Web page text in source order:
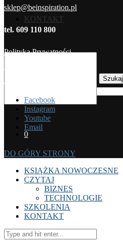
KONTAKT
Szukaj
0
sklep@beinspiration.pl
tel. 609 110 800
Polityka Prywatności
Regulamin sprzedaży
Koszty dostawy
Facebook
Instagram
Youtube
Email
DO GÓRY STRONY
KSIĄŻKA NOWOCZESNE
CZYTAJ
BIZNES
TECHNOLOGIE
SZKOLENIA
KONTAKT